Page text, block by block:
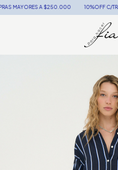
A $250.000 10%OFF C/